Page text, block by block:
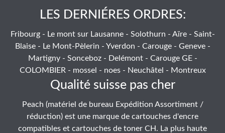
LES DERNIÉRES ORDRES:
Fribourg - Le mont sur Lausanne - Solothurn - Aïre - Saint-
Blaise - Le Mont-Pèlerin - Yverdon - Carouge - Geneve -
Martigny - Sonceboz - Delémont - Carouge GE -
COLOMBIER - mossel - noes - Neuchâtel - Montreux
Qualité suisse pas cher
Peach (matériel de bureau Expédition Assortiment /
réduction) est une marque de cartouches d'encre
compatibles et cartouches de toner CH. La plus haute